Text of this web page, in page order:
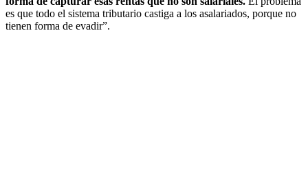
es que todo el sistema tributario castiga a los asalariados, porque no
tienen forma de evadir”.